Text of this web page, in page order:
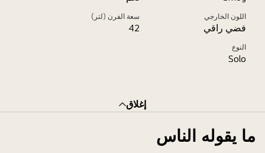
اللون الخارجي
فضي راقي
سعة الفرن (لتر)
42
النوع
Solo
إغلاق
ما يقوله الناس